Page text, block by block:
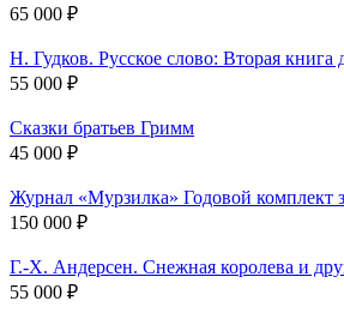
65 000 ₽
Н. Гудков. Русское слово: Вторая книга
55 000 ₽
Сказки братьев Гримм
45 000 ₽
Журнал «Мурзилка» Годовой комплект
150 000 ₽
Г.-Х. Андерсен. Снежная королева и
55 000 ₽